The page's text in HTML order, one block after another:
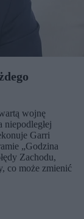
wojnę
Garri
„Godzina
Zachodu,
co może zmienić